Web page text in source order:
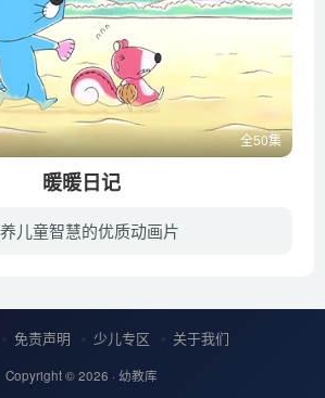
全50集
暖暖日记
儿童智慧的优质动画片
免责声明 少儿专区 关于我们
Copyright © 2026 · 幼教库